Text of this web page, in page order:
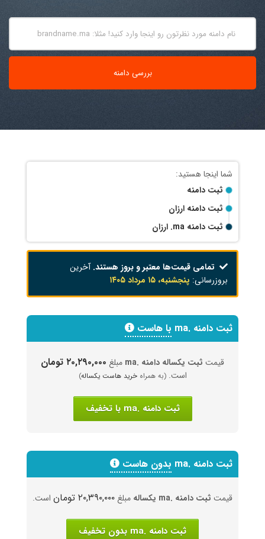
ثبت دامنه
ثبت دامنه ارزان
ثبت دامنه .ma ارزان
تمامی قیمت‌ها معتبر و بروز هستند.آخرین
بروزرسانی: پنجشنبه، ۱۵ مرداد ۱۴۰۵
ثبت دامنه .ma با هاست
قیمت ثبت یکساله دامنه .ma مبلغ ۲۰,۲۹۰,۰۰۰ تومان
است.(به همراهخرید هاست یکساله)
ثبت دامنه .ma با تخفیف
ثبت دامنه .ma بدون هاست
قیمت ثبت دامنه .ma یکساله مبلغ ۲۰,۳۹۰,۰۰۰ تومان است.
ثبت دامنه .ma بدون تخفیف